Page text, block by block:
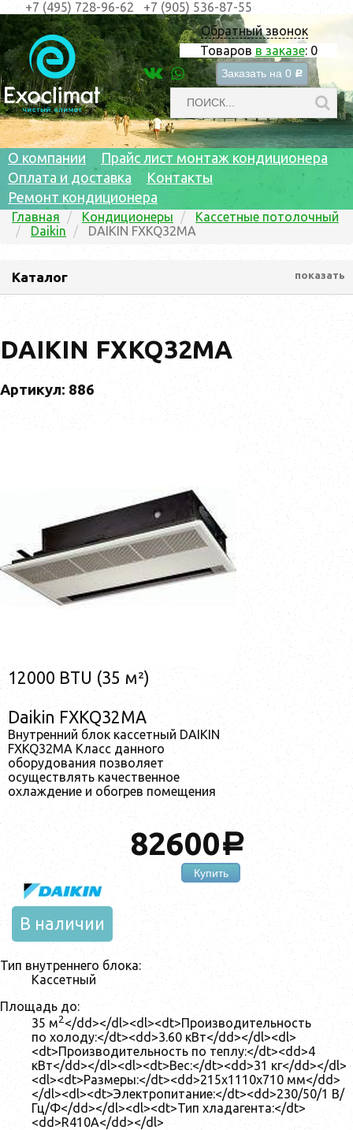
Обратный звонок
Товаров в заказе: 0
Заказать на 0 c
+7 (495) 728-96-62 +7 (905) 536-87-55
О компании
Прайс лист монтаж кондиционера
Оплата и доставка
Контакты
Ремонт кондиционера
Главная Кондиционеры
Кассетные потолочный
Daikin
DAIKIN FXKQ32MA
Каталог показать
DAIKIN FXKQ32MA
Артикул: 886
12000 BTU (35 м²)
Daikin FXKQ32MA
Внутренний блок кассетный DAIKIN
FXKQ32MA Класс данного
оборудования позволяет
осуществлять качественное
охлаждение и обогрев помещения
82600a
Купить
В наличии
Тип внутреннего блока:
Кассетный
Площадь до:
35 м2</dd></dl><dl><dt>Производительность
по холоду:</dt><dd>3.60 кВт</dd></dl><dl>
<dt>Производительность по теплу:</dt><dd>4
кВт</dd></dl><dl><dt>Вес:</dt><dd>31 кг</dd></dl>
<dl><dt>Размеры:</dt><dd>215x1110x710 мм</dd>
</dl><dl><dt>Электропитание:</dt><dd>230/50/1 В/
Гц/Ф</dd></dl><dl><dt>Тип хладагента:</dt>
<dd>R410A</dd></dl>